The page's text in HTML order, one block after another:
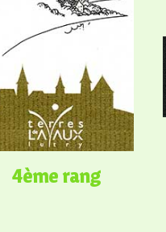
4ème rang